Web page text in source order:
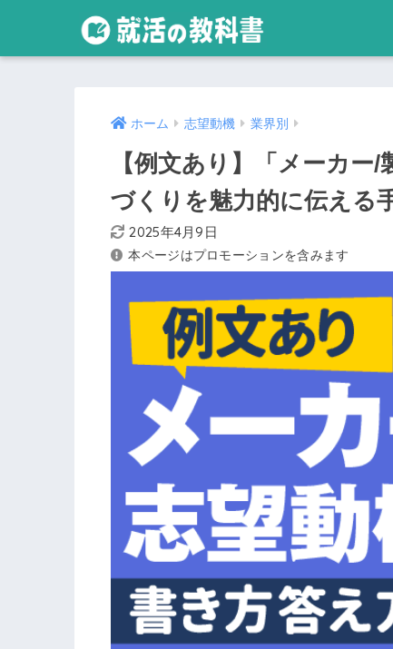
ホーム 志望動機 業界別
【例文あり】「メーカー
づくりを魅力的に伝える
2025年4月9日
本ページはプロモーションを含みます